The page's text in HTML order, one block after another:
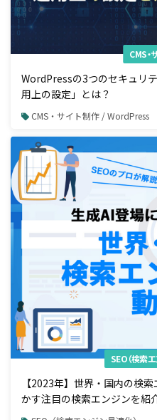
CMS・
WordPressの3つのセキュリ
用上の設定」とは？
CMS・サイト制作 / WordPress
SEO（検索
【2023年】世界・国内の検
かす注目の検索エンジンを紹